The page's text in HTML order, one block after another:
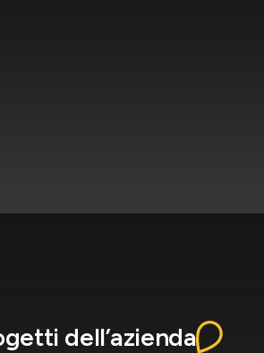
dell’azienda